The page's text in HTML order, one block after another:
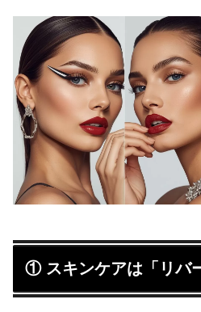
① スキンケアは「リバ